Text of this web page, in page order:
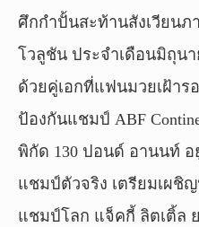
ศึกกำปั้นสะท้านสังเวียนภ
โวลูชัน ประจำเดือนมิถุน
ด้วยคู่เอกที่แฟนมวยเฝ้าร
ป้องกันแชมป์ ABF
พิกัด 130 ปอนด์ อานนท์ อ
แชมป์ตัวจริง เตรียมเผชิ
แชมป์โลก แจ็คกี้ ลิตเติ้ล